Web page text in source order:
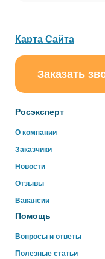
Росэксперт
О компании
Заказчики
Новости
Отзывы
Вакансии
Помощь
Вопросы и ответы
Полезные статьи
Карта Сайта
Заказать
online
Здравствуйте!
Свяжитесь с нами